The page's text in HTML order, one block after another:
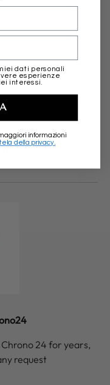
2025
among the top 100
24 for years,
request
dati personali
esperienze
interessi.
informazioni
della privacy.